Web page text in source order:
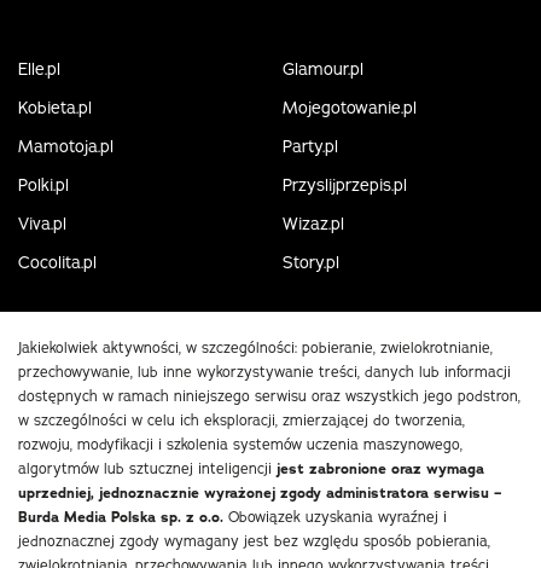
Elle.pl
Glamour.pl
Kobieta.pl
Mojegotowanie.pl
Mamotoja.pl
Party.pl
Polki.pl
Przyslijprzepis.pl
Viva.pl
Wizaz.pl
Cocolita.pl
Story.pl
Jakiekolwiek aktywności, w szczególności: pobieranie, zwielokrotnianie,
przechowywanie, lub inne wykorzystywanie treści, danych lub informacji
dostępnych w ramach niniejszego serwisu oraz wszystkich jego podstron,
w szczególności w celu ich eksploracji, zmierzającej do tworzenia,
rozwoju, modyfikacji i szkolenia systemów uczenia maszynowego,
algorytmów lub sztucznej inteligencji jest zabronione oraz wymaga
uprzedniej, jednoznacznie wyrażonej zgody administratora serwisu –
Burda Media Polska sp. z o.o. Obowiązek uzyskania wyraźnej i
jednoznacznej zgody wymagany jest bez względu sposób pobierania,